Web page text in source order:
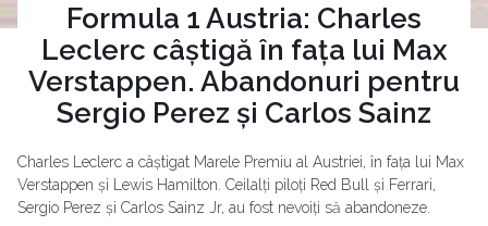
Formula 1 Austria: Charles
Leclerc câștigă în fața lui Max
Verstappen. Abandonuri pentru
Sergio Perez și Carlos Sainz
Charles Leclerc a câștigat Marele Premiu al Austriei, în fața lui Max
Verstappen și Lewis Hamilton. Ceilalți piloți Red Bull și Ferrari,
Sergio Perez și Carlos Sainz Jr, au fost nevoiți să abandoneze.